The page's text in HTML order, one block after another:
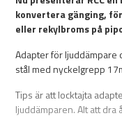
konvertera gänging,
eller rekylbroms på
Adapter för ljuddämpare
stål med nyckelgrepp
Tips är att locktajta
ljuddämparen. Alt att dra